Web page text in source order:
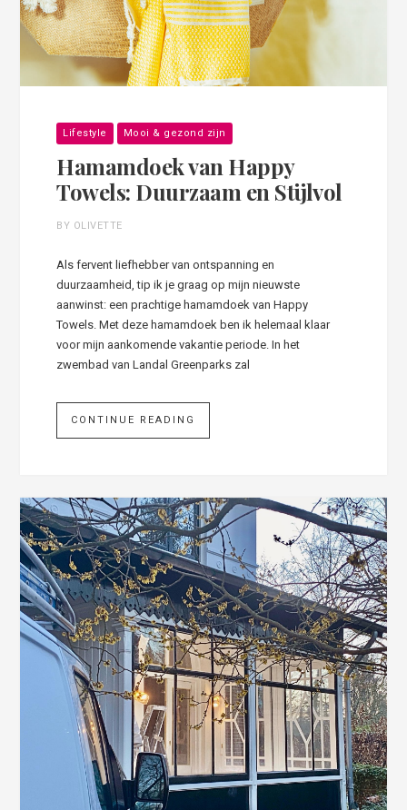
Lifestyle Mooi & gezond zijn
Hamamdoek van Happy
Towels: Duurzaam en Stijlvol
BY OLIVETTE
Als fervent liefhebber van ontspanning en
duurzaamheid, tip ik je graag op mijn nieuwste
aanwinst: een prachtige hamamdoek van Happy
Towels. Met deze hamamdoek ben ik helemaal klaar
voor mijn aankomende vakantie periode. In het
zwembad van Landal Greenparks zal
CONTINUE READING